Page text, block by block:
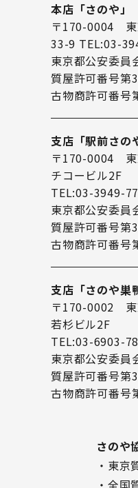
本店「さのや」
〒170-0004 東
33-9 TEL:03-
東京都公安委員
質屋許可番号第
古物商許可番号
支店「駅前さの
〒170-0004 東
チコービル2F
TEL:03-3949-
東京都公安委員
質屋許可番号第
古物商許可番号
支店「さのや巣
〒170-0002 東
若杉ビル2F
TEL:03-6903-
東京都公安委員
質屋許可番号第
古物商許可番号
さのや
・東京
・全国